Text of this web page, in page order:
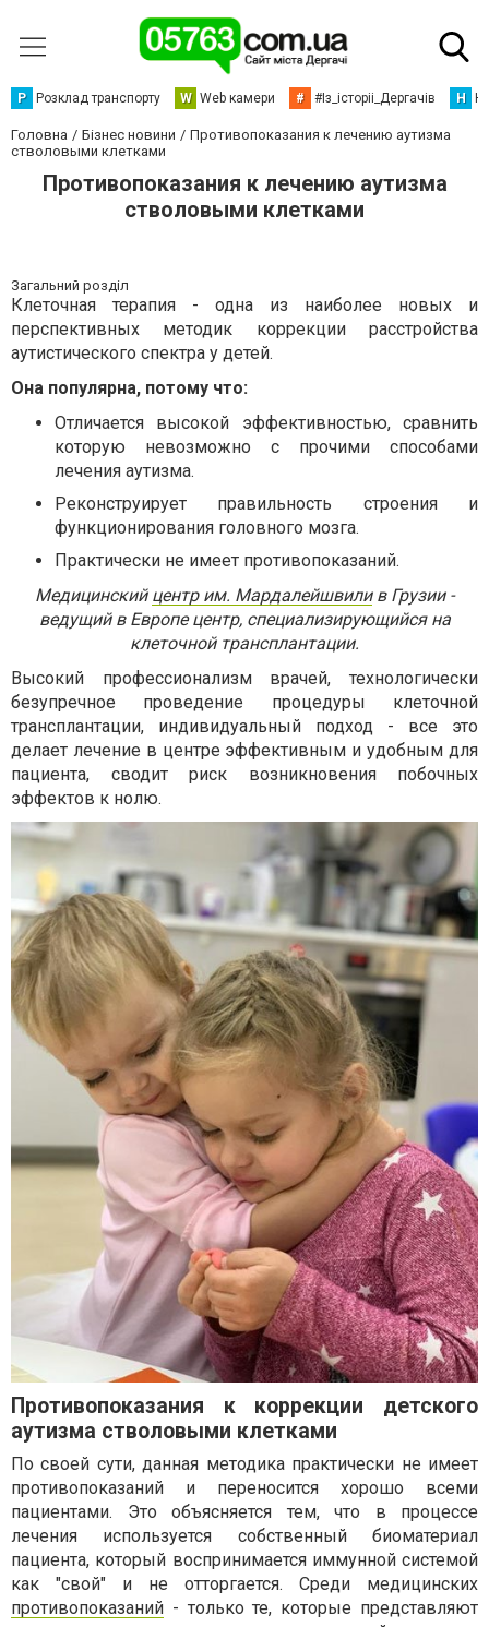
Р Розклад транспорту W Web камери # #Із_історіі_Дергачів Н
Головна Бізнес новини
Противопоказания к лечению аутизма
стволовыми клетками
Противопоказания к лечению аутизма
стволовыми клетками
Загальний розділ
Клеточная терапия - одна из наиболее новых и
перспективных методик коррекции расстройства
аутистического спектра у детей.
Она популярна, потому что:
Отличается высокой эффективностью, сравнить
которую невозможно с прочими способами
лечения аутизма.
Реконструирует правильность строения и
функционирования головного мозга.
Практически не имеет противопоказаний.
Медицинский центр им. Мардалейшвилив Грузии -
ведущий в Европе центр, специализирующийся на
клеточной трансплантации.
Высокий профессионализм врачей, технологически
безупречное проведение процедуры клеточной
трансплантации, индивидуальный подход - все это
делает лечение в центре эффективным и удобным для
пациента, сводит риск возникновения побочных
эффектов к нолю.
Противопоказания к коррекции детского
аутизма стволовыми клетками
По своей сути, данная методика практически не имеет
противопоказаний и переносится хорошо всеми
пациентами. Это объясняется тем, что в процессе
лечения используется собственный биоматериал
пациента, который воспринимается иммунной системой
как "свой" и не отторгается. Среди медицинских
противопоказаний - только те, которые представляют